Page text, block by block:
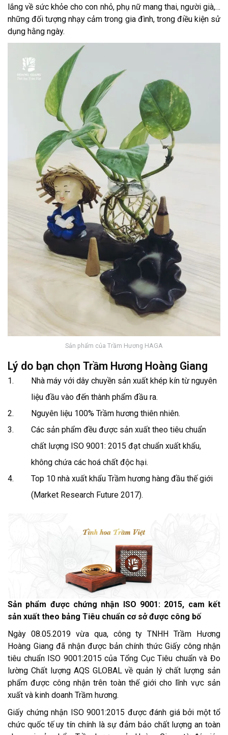
lắng về sức khỏe cho con nhỏ, phụ nữ mang thai, người già,…
những đối tượng nhạy cảm trong gia đình, trong điều kiện sử
dụng hằng ngày.
Sản phẩm của Trầm Hương HAGA
Lý do bạn chọn Trầm Hương Hoàng Giang
Nhà máy với dây chuyền sản xuất khép kín từ nguyên
liệu đầu vào đến thành phẩm đầu ra.
Nguyên liệu 100% Trầm hương thiên nhiên.
Các sản phẩm đều được sản xuất theo tiêu chuẩn
chất lượng ISO 9001: 2015 đạt chuẩn xuất khẩu,
không chứa các hoá chất độc hại.
Top 10 nhà xuất khẩu Trầm hương hàng đầu thế giới
(Market Research Future 2017).
Sản phẩm được chứng nhận ISO 9001: 2015, cam kết
sản xuất theo bảng Tiêu chuẩn cơ sở được công bố
Ngày 08.05.2019 vừa qua, công ty TNHH Trầm Hương
Hoàng Giang đã nhận được bản chính thức Giấy công nhận
tiêu chuẩn ISO 9001:2015 của Tổng Cục Tiêu chuẩn và Đo
lường Chất lượng AQS GLOBAL về quản lý chất lượng sản
phẩm được công nhận trên toàn thế giới cho lĩnh vực sản
xuất và kinh doanh Trầm hương.
Giấy chứng nhận ISO 9001:2015 được đánh giá bởi một tổ
chức quốc tế uy tín chính là sự đảm bảo chất lượng an toàn